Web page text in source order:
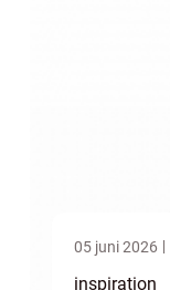
05 juni 2026
inspiration